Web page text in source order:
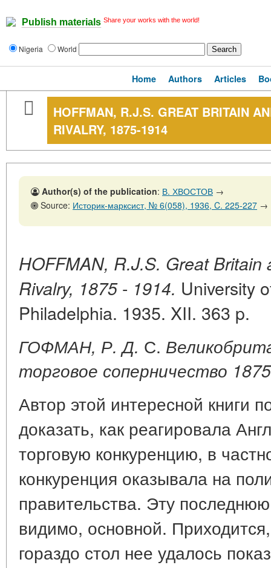
Publish materials Share your works with the world!
Nigeria World
Home Authors Articles
HOFFMAN, R.J.S. GREAT BRITAIN
RIVALRY, 1875-1914
Author(s) of the publication: В. ХВОСТОВ →
Source: Историк-марксист, № 6(058), 1936, C. 225-227 →
HOFFMAN, R.J.S. Great
Rivalry, 1875- 1914. University
Philadelphia. 1935. XII. 363 p.
ГОФМАН, Р. Д. С.
торговое соперничество
Автор этой интересной книги
доказать, как реагировала
торговую конкуренцию, в
конкуренция оказывала на
правительства. Эту
видимо, основной.
гораздо стол нее удалось